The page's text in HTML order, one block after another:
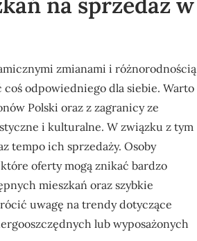
zmianami i różnorodnością
coś odpowiedniego dla siebie. Warto
Polski oraz z zagranicy ze
i kulturalne. W związku z tym
tempo ich sprzedaży. Osoby
oferty mogą znikać bardzo
mieszkań oraz szybkie
uwagę na trendy dotyczące
lub wyposażonych